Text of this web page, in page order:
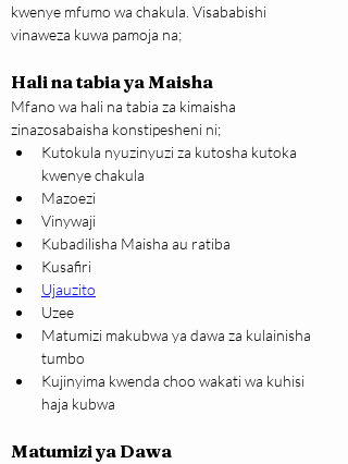
kwenye mfumo wa chakula. Visababishi
vinaweza kuwa pamoja na;
Hali na tabia ya Maisha
​Mfano wa hali na tabia za kimaisha
zinazosabaisha konstipesheni ni;
Kutokula nyuzinyuzi za kutosha kutoka
kwenye chakula
Mazoezi
Vinywaji
Kubadilisha Maisha au ratiba
Kusafiri
Ujauzito
Uzee
Matumizi makubwa ya dawa za kulainisha
tumbo
Kujinyima kwenda choo wakati wa kuhisi
haja kubwa
Matumizi ya Dawa